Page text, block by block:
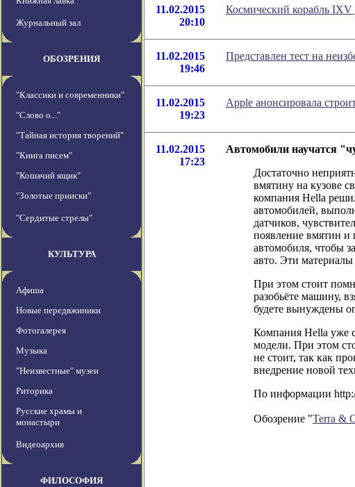
Журнальный зал
ОБОЗРЕНИЯ
"Классики и современники"
"Слово о..."
"Тайная история творений"
"Книга писем"
"Кошачий ящик"
"Золотые прииски"
"Сердитые стрелы"
КУЛЬТУРА
Афиша
Новые передвжиники
Фотогалерея
Музыка
"Неизвестные" музеи
Риторика
Русские храмы и
монастыри
Видеоархив
ФИЛОСОФИЯ
11.02.2015
20:10
Космический корабль
11.02.2015
19:46
Представлен тест на
11.02.2015
19:23
Apple анонсировала
11.02.2015
17:23
Автомобили научатся
Достаточно
вмятину на кузове
компания Hella
автомобилей,
датчиков,
появление вмятин и
автомобиля, чтобы
авто. Эти
При этом стоит
разобьёте машину,
будете вынуждены
Компания Hella уже
модели. При этом
не стоит, так как
внедрение новой
По информации
Обозрение "Terra &